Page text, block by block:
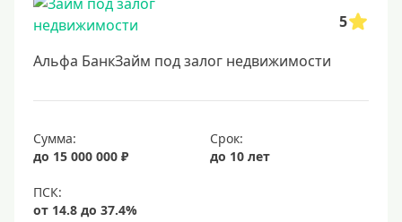
15%
16%
17%
18%
19%
5
Альфа БанкЗайм под залог недвижимости
Сумма:
до 15 000 000 ₽
Срок:
до 10 лет